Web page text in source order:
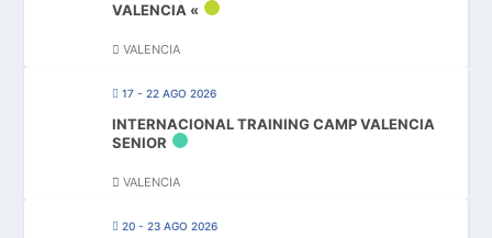
VALENCIA «
VALENCIA
17 - 22 AGO 2026
INTERNACIONAL TRAINING CAMP VALENCIA
SENIOR
VALENCIA
20 - 23 AGO 2026